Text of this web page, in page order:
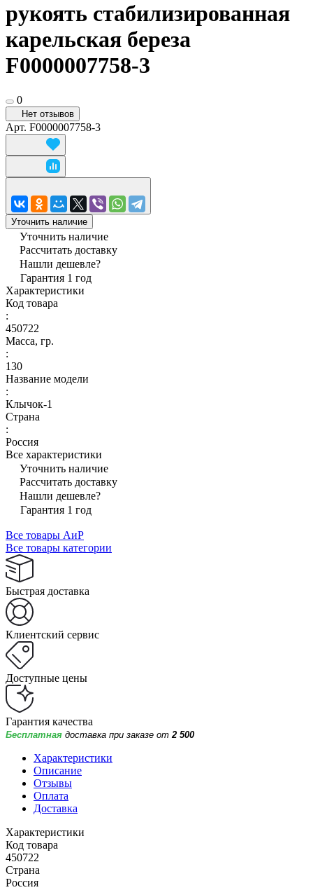
рукоять стабилизированная
карельская береза
F0000007758-3
0
Нет отзывов
Арт. F0000007758-3
Уточнить наличие
Уточнить наличие
Рассчитать доставку
Нашли дешевле?
Гарантия 1 год
Характеристики
Код товара
:
450722
Масса, гр.
:
130
Название модели
:
Клычок-1
Страна
:
Россия
Все характеристики
Уточнить наличие
Рассчитать доставку
Нашли дешевле?
Гарантия 1 год
Все товары АиР
Все товары категории
Быстрая доставка
Клиентский сервис
Доступные цены
Гарантия качества
Бесплатная доставка при заказе от 2 500
Характеристики
Описание
Отзывы
Оплата
Доставка
Характеристики
Код товара
450722
Страна
Россия